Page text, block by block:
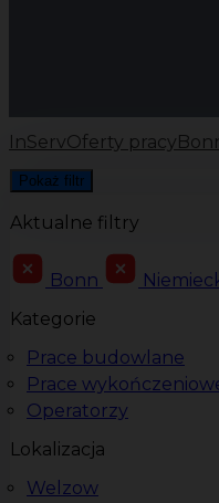
InServOferty pracy
Pokaż filtr
Aktualne filtry
Bonn
Kategorie
Prace budowlane
Prace
Operatorzy
Lokalizacja
Welzow